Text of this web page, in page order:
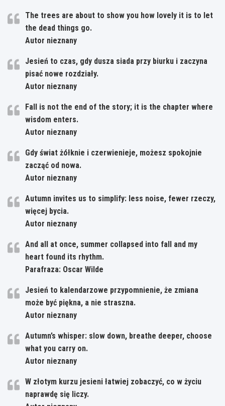
The trees are about to show you how lovely it is to let
the dead things go.
Autor nieznany
Jesień to czas, gdy dusza siada przy biurku i zaczyna
pisać nowe rozdziały.
Autor nieznany
Fall is not the end of the story; it is the chapter where
wisdom enters.
Autor nieznany
Gdy świat żółknie i czerwienieje, możesz spokojnie
zacząć od nowa.
Autor nieznany
Autumn invites us to simplify: less noise, fewer rzeczy,
więcej bycia.
Autor nieznany
And all at once, summer collapsed into fall and my
heart found its rhythm.
Parafraza: Oscar Wilde
Jesień to kalendarzowe przypomnienie, że zmiana
może być piękna, a nie straszna.
Autor nieznany
Autumn’s whisper: slow down, breathe deeper, choose
what you carry on.
Autor nieznany
W złotym kurzu jesieni łatwiej zobaczyć, co w życiu
naprawdę się liczy.